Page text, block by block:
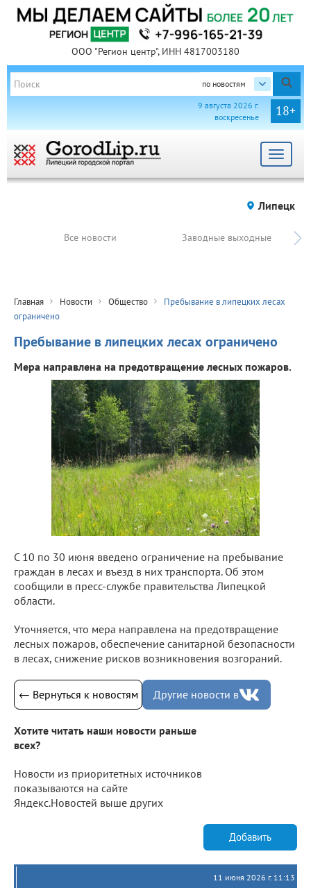
ООО "Регион центр", ИНН 4817003180
по новостям
18+
9 августа 2026 г.
воскресенье
Toggle
Липецк
Все новости Заводные выходные
Главная Новости Общество
Пребывание в липецких лесах
ограничено
Пребывание в липецких лесах ограничено
Мера направлена на предотвращение лесных пожаров.
С 10 по 30 июня введено ограничение на пребывание
граждан в лесах и въезд в них транспорта. Об этом
сообщили в пресс-службе правительства Липецкой
области.
Уточняется, что мера направлена на предотвращение
лесных пожаров, обеспечение санитарной безопасности
в лесах, снижение рисков возникновения возгораний.
← Вернуться к новостям Другие новости в
Хотите читать наши новости раньше
всех?
Новости из приоритетных источников
показываются на сайте
Яндекс.Новостей выше других
Добавить
11 июня 2026 г. 11:13